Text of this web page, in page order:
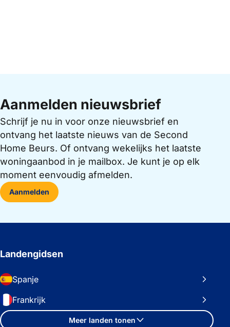
Aanmelden nieuwsbrief
Schrijf je nu in voor onze nieuwsbrief en
ontvang het laatste nieuws van de Second
Home Beurs. Of ontvang wekelijks het laatste
woningaanbod in je mailbox. Je kunt je op elk
moment eenvoudig afmelden.
Aanmelden
Landengidsen
Spanje
Frankrijk
Meer landen tonen